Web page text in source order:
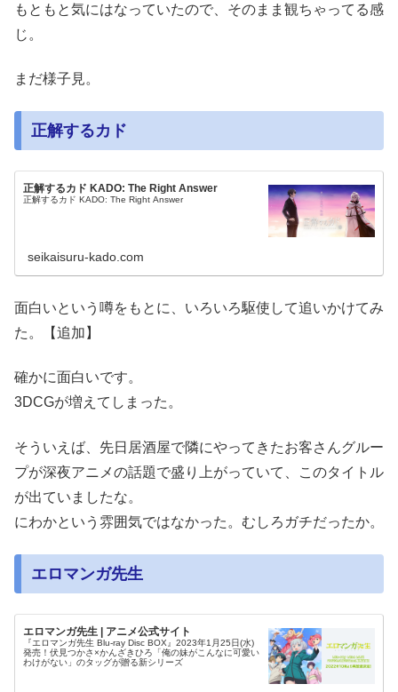
もともと気にはなっていたので、そのまま観ちゃってる感
じ。
まだ様子見。
正解するカド
正解するカド KADO: The Right Answer
正解するカド KADO: The Right Answer
seikaisuru-kado.com
面白いという噂をもとに、いろいろ駆使して追いかけてみ
た。【追加】
確かに面白いです。
3DCGが増えてしまった。
そういえば、先日居酒屋で隣にやってきたお客さんグルー
プが深夜アニメの話題で盛り上がっていて、このタイトル
が出ていましたな。
にわかという雰囲気ではなかった。むしろガチだったか。
エロマンガ先生
エロマンガ先生 | アニメ公式サイト
『エロマンガ先生 Blu-ray Disc BOX』2023年1月25日(水)
発売！伏見つかさ×かんざきひろ「俺の妹がこんなに可愛い
わけがない」のタッグが贈る新シリーズ